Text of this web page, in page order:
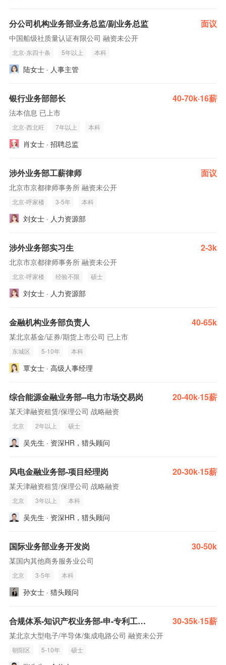
分公司机构业务部业务总监/副业务总监 面议
中国船级社质量认证有限公司 融资未公开
北京-东四十条 5年以上 本科
陆女士 · 人事主管
银行业务部部长 40-70k·16薪
法本信息 已上市
北京-西北旺 7年以上 本科
肖女士 · 招聘总监
涉外业务部工薪律师 面议
北京市京都律师事务所 融资未公开
北京-呼家楼 3-5年 本科
刘女士 · 人力资源部
涉外业务部实习生 2-3k
北京市京都律师事务所 融资未公开
北京-呼家楼 经验不限 硕士
刘女士 · 人力资源部
金融机构业务部负责人 40-65k
某北京基金/证券/期货上市公司 已上市
东城区 5-10年 本科
覃女士 · 高级人事经理
综合能源金融业务部--电力市场交易岗 20-40k·15薪
某天津融资租赁/保理公司 战略融资
北京 2年以上 硕士
吴先生 · 资深HR，猎头顾问
风电金融业务部-项目经理岗 20-30k·15薪
某天津融资租赁/保理公司 战略融资
北京 3年以上 本科
吴先生 · 资深HR，猎头顾问
国际业务部业务开发岗 30-50k
某国内其他商务服务业公司
北京 3-5年 本科
孙女士 · 猎头顾问
合规体系-知识产权业务部-申-专利工程师 30-35k·15薪
某北京大型电子/半导体/集成电路公司 融资未公开
朝阳区 5-10年 硕士